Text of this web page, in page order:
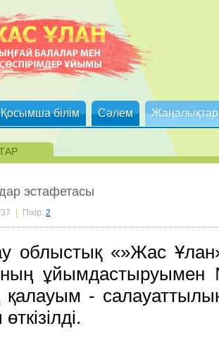
Қосымша білім Сәлем Жаңалықтар
эстафетасы
Пікір: 2
облыстық «»Жас
ұйымдастыруымен
қалауым -